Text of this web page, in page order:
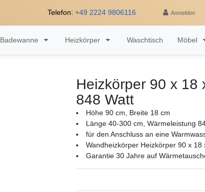
Telefon: +49 2224 9806116 Anmelden
Badewanne Heizkörper Waschtisch Möbel
Heizkörper 90 x 18
848 Watt
Höhe 90 cm, Breite 18 cm
Länge 40-300 cm, Wärmeleistung
für den Anschluss an eine
Wandheizkörper Heizkörper 90 x 18
Garantie 30 Jahre auf